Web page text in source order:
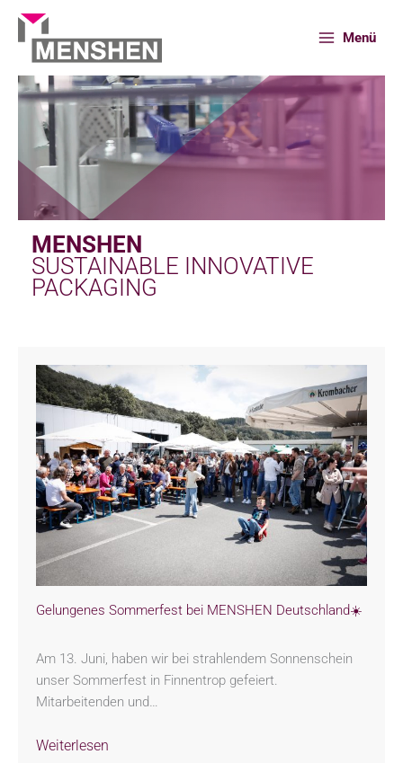
Zum
springen
Menü
MENSHEN
SUSTAINABLE INNOVATIVE
PACKAGING
Gelungenes Sommerfest bei MENSHEN Deutschland☀️
Am 13. Juni, haben wir bei strahlendem Sonnenschein
unser Sommerfest in Finnentrop gefeiert.
Mitarbeitenden und…
Weiterlesen